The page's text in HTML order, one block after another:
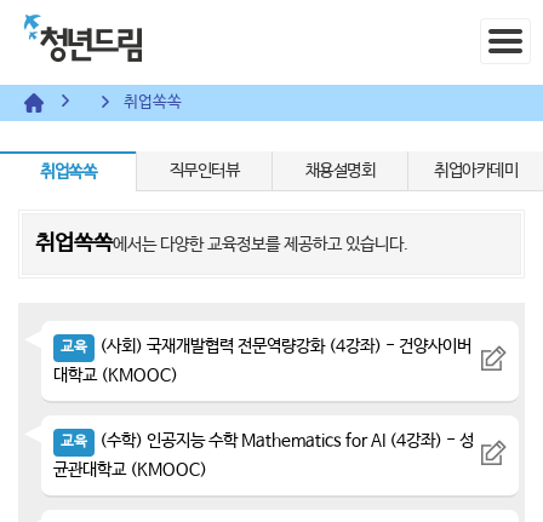
취업쏙쏙
취업쏙쏙 직무인터뷰 채용설명회 취업아카데미
취업쏙쏙에서는 다양한 교육정보를 제공하고 있습니다.
교육
(사회) 국재개발협력 전문역량강화 (4강좌) - 건양사이버
대학교 (KMOOC)
교육
(수학) 인공지능 수학 Mathematics for AI (4강좌) - 성
균관대학교 (KMOOC)